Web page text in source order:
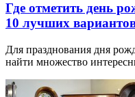
Где отметить день
10 лучших
Для празднования дня
найти множество